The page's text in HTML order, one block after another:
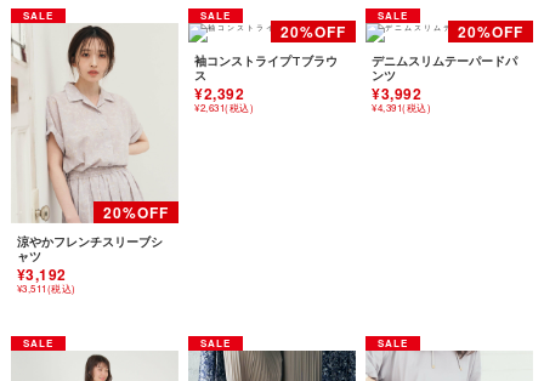
涼やかフレンチスリーブシ
ャツ
¥3,192
¥3,511(税込)
袖コンストライプTブラウ
ス
¥2,392
¥2,631(税込)
デニムスリムテーパードパ
ンツ
¥3,992
¥4,391(税込)